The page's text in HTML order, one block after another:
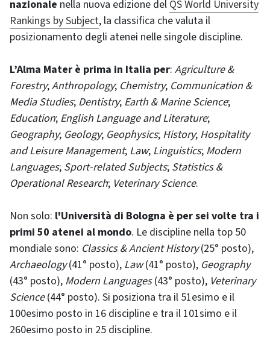
nazionale nella nuova edizione del QS World University
Rankings by Subject, la classifica che valuta il
posizionamento degli atenei nelle singole discipline.
L’Alma Mater è prima in Italia per: Agriculture &
Forestry;Anthropology; Chemistry; Communication &
Media Studies; Dentistry; Earth & Marine Science;
Education; English Language and Literature;
Geography; Geology; Geophysics; History; Hospitality
and Leisure Management; Law; Linguistics; Modern
Languages; Sport-related Subjects; Statistics &
Operational Research; Veterinary Science.
Non solo: l'Università di Bologna è per sei volte tra i
primi 50 atenei al mondo. Le discipline nella top 50
mondiale sono: Classics & Ancient History(25° posto),
Archaeology(41° posto), Law(41° posto), Geography
(43° posto), Modern Languages(43° posto), Veterinary
Science(44° posto). Si posiziona tra il 51esimo e il
100esimo posto in 16 discipline e tra il 101simo e il
260esimo posto in 25 discipline.